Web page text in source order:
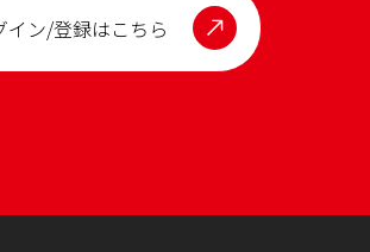
イン/登録はこちら